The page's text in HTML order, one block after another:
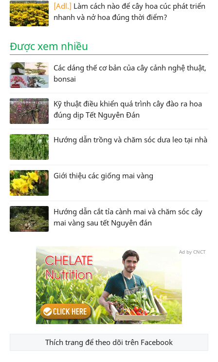
[Adl.] Làm cách nào để cây hoa cúc phát triển
nhanh và nở hoa đúng thời điểm?
Được xem nhiều
Các dáng thế cơ bản của cây cảnh nghệ thuật,
bonsai
Kỹ thuật điều khiển quá trình cây đào ra hoa
đúng dịp Tết Nguyên Đán
Hướng dẫn trồng và chăm sóc dưa leo tại nhà
Giới thiệu các giống mai vàng
Hướng dẫn cắt tỉa cành mai và chăm sóc cây
mai vàng sau tết Nguyên đán
Ad by CNCT
Thích trang để theo dõi trên Facebook